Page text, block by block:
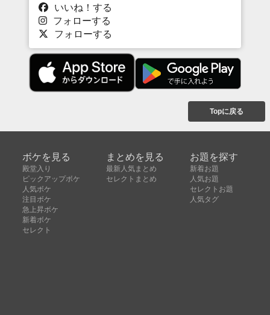
いいね！する
フォローする
フォローする
Topに戻る
ボケを見る
殿堂入り
ピックアップボケ
人気ボケ
注目ボケ
急上昇ボケ
新着ボケ
セレクト
まとめを見る
最新人気まとめ
セレクトまとめ
お題を探す
新着お題
人気お題
セレクトお題
人気タグ